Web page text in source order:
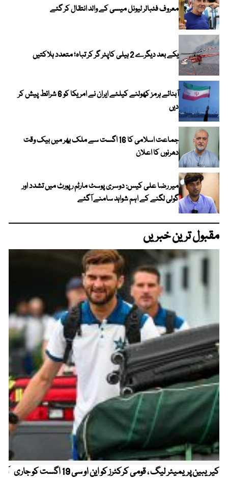
معروف فٹبالر لیونل میسی کے والد انتقال کر گئے
یکے بعد دیگرے 2 ہیلی کاپٹر گر کر تباہ؛ متعدد ہلاکتیں
آبنائے ہرمز کھولنے کیلئے ایران نے امریکا کو 6 شرائط پیش کر
دیں
جماعت اسلامی کا 16 اگست سے ملک بھر میں بیک وقت
دھرنوں کا اعلان
میر رضا علی کیس: دوسری پوسٹ مارٹم رپورٹ میں تشدد اور
گولی لگنے کے اہم شواہد سامنے آگئے
مقبول ترین خبریں
کیریبین پریمیئر لیگ ، قومی کرکٹرز کو این او سی 19 اگست کو جاری